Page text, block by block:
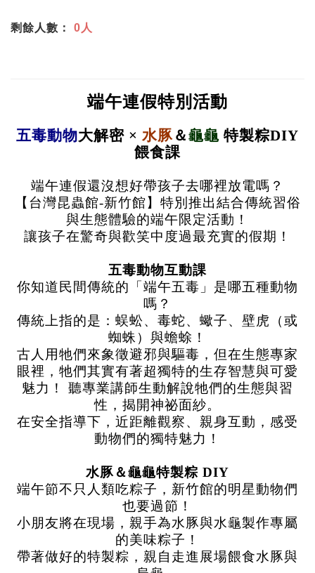
剩餘人數： 0人
端午連假特別活動
五毒動物大解密 × 水豚＆龜龜 特製粽DIY
餵食課
端午連假還沒想好帶孩子去哪裡放電嗎？
【台灣昆蟲館-新竹館】特別推出結合傳統習俗
與生態體驗的端午限定活動！
讓孩子在驚奇與歡笑中度過最充實的假期！
五毒動物互動課
你知道民間傳統的「端午五毒」是哪五種動物
嗎？
傳統上指的是：蜈蚣、毒蛇、蠍子、壁虎（或
蜘蛛）與蟾蜍！
古人用牠們來象徵避邪與驅毒，但在生態專家
眼裡，牠們其實有著超獨特的生存智慧與可愛
魅力！ 聽專業講師生動解說牠們的生態與習
性，揭開神祕面紗。
在安全指導下，近距離觀察、親身互動，感受
動物們的獨特魅力！
水豚＆龜龜特製粽 DIY
端午節不只人類吃粽子，新竹館的明星動物們
也要過節！
小朋友將在現場，親手為水豚與水龜製作專屬
的美味粽子！
帶著做好的特製粽，親自走進展場餵食水豚與